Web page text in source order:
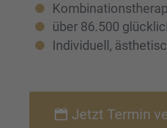
über 86.500
Indivi­du­ell,
Jetzt Termin